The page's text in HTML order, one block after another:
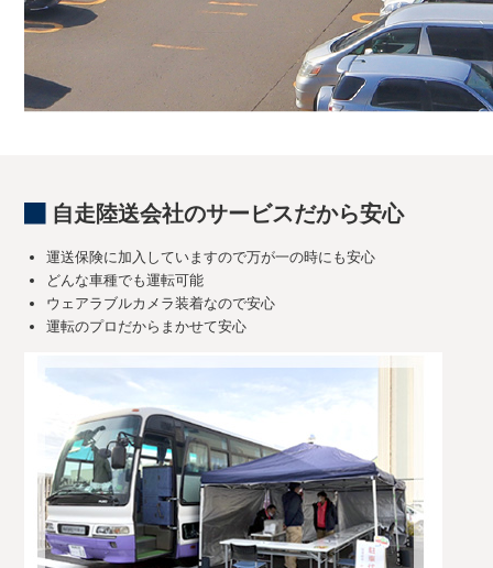
自走陸送会社のサービスだから安心
運送保険に加入していますので万が一の時にも安心
どんな車種でも運転可能
ウェアラブルカメラ装着なので安心
運転のプロだからまかせて安心